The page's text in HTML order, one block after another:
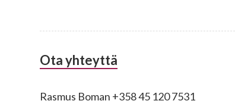
Ota yhteyttä
Rasmus Boman +358 45 120 7531